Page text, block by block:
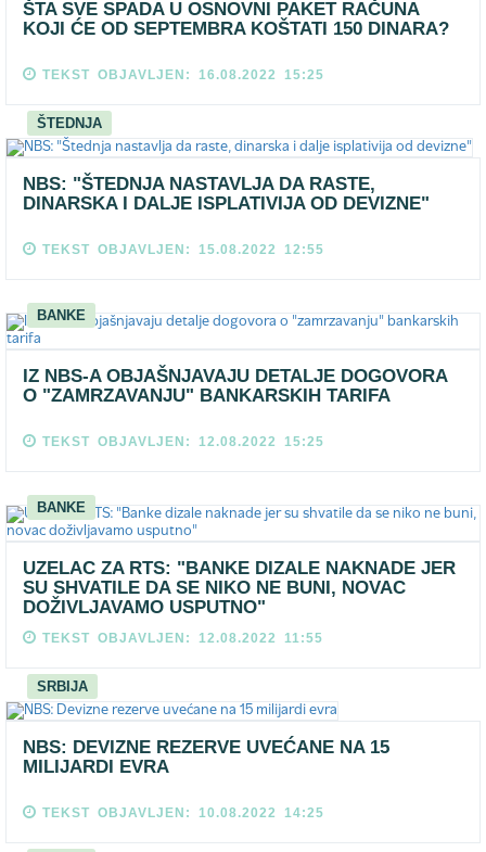
ŠTA SVE SPADA U OSNOVNI PAKET RAČUNA
KOJI ĆE OD SEPTEMBRA KOŠTATI 150 DINARA?
TEKST OBJAVLJEN: 16.08.2022 15:25
ŠTEDNJA
NBS: "ŠTEDNJA NASTAVLJA DA RASTE,
DINARSKA I DALJE ISPLATIVIJA OD DEVIZNE"
TEKST OBJAVLJEN: 15.08.2022 12:55
BANKE
IZ NBS-A OBJAŠNJAVAJU DETALJE DOGOVORA
O "ZAMRZAVANJU" BANKARSKIH TARIFA
TEKST OBJAVLJEN: 12.08.2022 15:25
BANKE
UZELAC ZA RTS: "BANKE DIZALE NAKNADE JER
SU SHVATILE DA SE NIKO NE BUNI, NOVAC
DOŽIVLJAVAMO USPUTNO"
TEKST OBJAVLJEN: 12.08.2022 11:55
SRBIJA
NBS: DEVIZNE REZERVE UVEĆANE NA 15
MILIJARDI EVRA
TEKST OBJAVLJEN: 10.08.2022 14:25